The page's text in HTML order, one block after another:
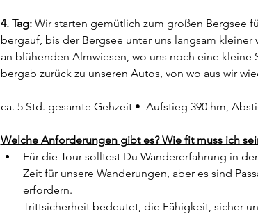
4. Tag: Wir starten gemütlich zum großen Bergsee
bergauf, bis der Bergsee unter uns langsam
an blühenden Almwiesen, wo uns noch eine kleine
bergab zurück zu unseren Autos, von wo aus wir
ca. 5 Std. gesamte Gehzeit •  Aufstieg 390 hm,
Welche Anforderungen gibt es? Wie fit muss ich
Für die Tour solltest Du Wandererfahrung in
Zeit für unsere Wanderungen, aber es sind
erfordern.
Trittsicherheit bedeutet, die Fähigkeit, sicher